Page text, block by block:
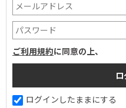
ご利用規約に同意の上、
ログインしたままにする